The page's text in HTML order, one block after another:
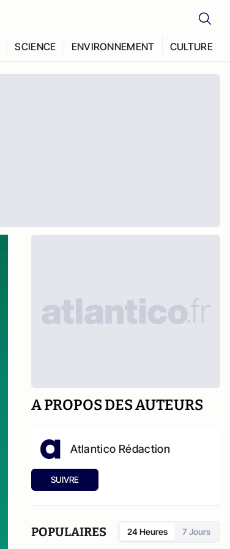
SCIENCE ENVIRONNEMENT CULTURE
A PROPOS DES AUTEURS
Atlantico Rédaction
SUIVRE
POPULAIRES 24 Heures 7 Jours